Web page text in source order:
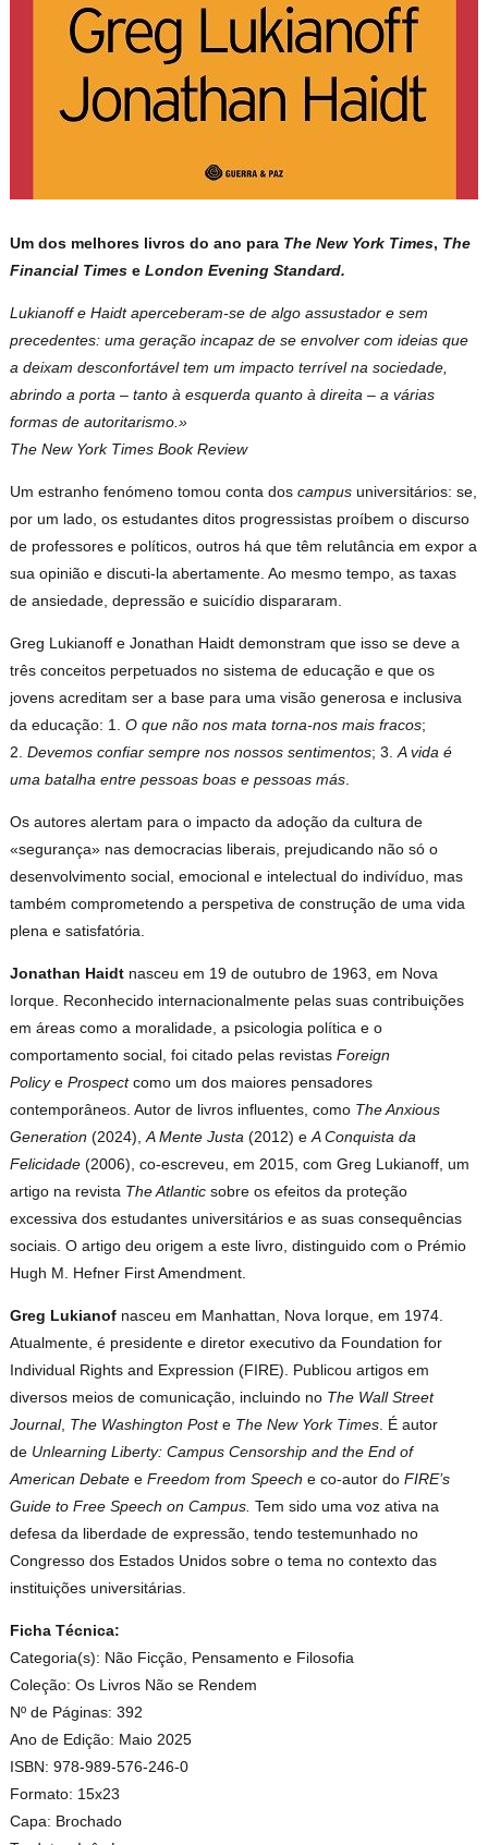
Um dos melhores livros do ano para The New York Times, The
Financial Timese London Evening Standard.
Lukianoff e Haidt aperceberam-se de algo assustador e sem
precedentes: uma geração incapaz de se envolver com ideias que
a deixam desconfortável tem um impacto terrível na sociedade,
abrindo a porta – tanto à esquerda quanto à direita – a várias
formas de autoritarismo.»
The New York Times Book Review
Um estranho fenómeno tomou conta doscampus universitários: se,
por um lado, os estudantes ditos progressistas proíbem o discurso
de professores e políticos, outros há que têm relutância em expor a
sua opinião e discuti-la abertamente. Ao mesmo tempo, as taxas
de ansiedade, depressão e suicídio dispararam.
Greg Lukianoff e Jonathan Haidt demonstram que isso se deve a
três conceitos perpetuados no sistema de educação e que os
jovens acreditam ser a base para uma visão generosa e inclusiva
da educação: 1.O que não nos mata torna-nos mais fracos;
2.Devemos confiar sempre nos nossos sentimentos; 3.A vida é
uma batalha entre pessoas boas e pessoas más.
Os autores alertam para o impacto da adoção da cultura de
«segurança» nas democracias liberais, prejudicando não só o
desenvolvimento social, emocional e intelectual do indivíduo, mas
também comprometendo a perspetiva de construção de uma vida
plena e satisfatória.
Jonathan Haidt nasceu em 19 de outubro de 1963, em Nova
Iorque. Reconhecido internacionalmente pelas suas contribuições
em áreas como a moralidade, a psicologia política e o
comportamento social, foi citado pelas revistasForeign
PolicyeProspectcomo um dos maiores pensadores
contemporâneos. Autor de livros influentes, como The Anxious
Generation (2024),A Mente Justa (2012) eA Conquista da
Felicidade(2006), co-escreveu, em 2015, com Greg Lukianoff, um
artigo na revista The Atlanticsobre os efeitos da proteção
excessiva dos estudantes universitários e as suas consequências
sociais. O artigo deu origem a este livro, distinguido com o Prémio
Hugh M. Hefner First Amendment.
Greg Lukianof nasceu em Manhattan, Nova Iorque, em 1974.
Atualmente, é presidente e diretor executivo da Foundation for
Individual Rights and Expression (FIRE). Publicou artigos em
diversos meios de comunicação, incluindo no The Wall Street
Journal, The Washington Poste The New York Times. É autor
de Unlearning Liberty: Campus Censorship and the End of
American DebateeFreedom from Speeche co-autor doFIRE’s
Guide to Free Speech on Campus. Tem sido uma voz ativa na
defesa da liberdade de expressão, tendo testemunhado no
Congresso dos Estados Unidos sobre o tema no contexto das
instituições universitárias.
Ficha Técnica:
Categoria(s): Não Ficção, Pensamento e Filosofia
Coleção: Os Livros Não se Rendem
Nº de Páginas: 392
Ano de Edição: Maio 2025
ISBN: 978-989-576-246-0
Formato: 15x23
Capa: Brochado